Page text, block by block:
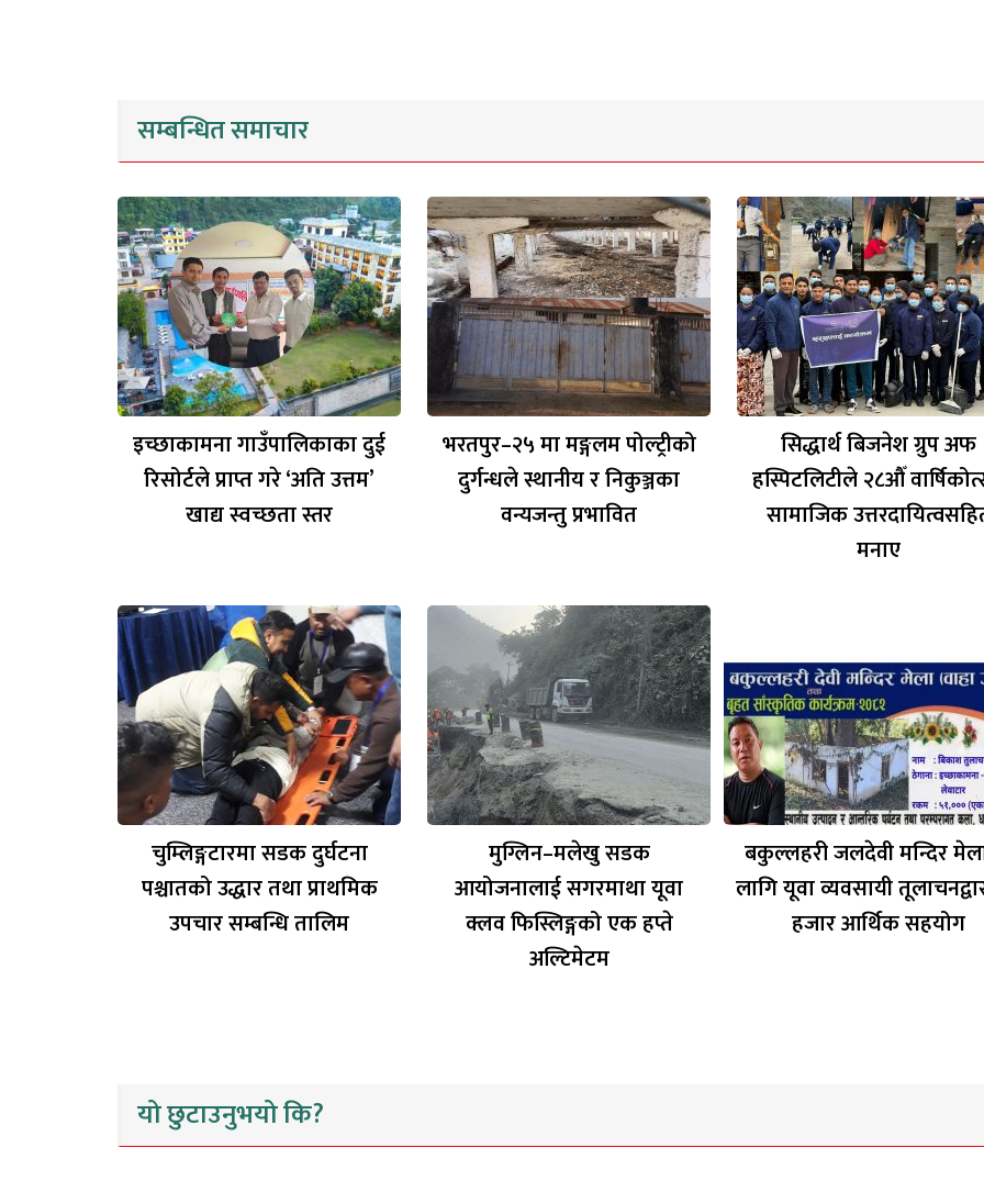
सम्बन्धित समाचार
इच्छाकामना गाउँपालिकाका दुई
रिसोर्टले प्राप्त गरे ‘अति उत्तम’
खाद्य स्वच्छता स्तर
भरतपुर–२५ मा मङ्गलम पोल्ट्रीको
दुर्गन्धले स्थानीय र निकुञ्जका
वन्यजन्तु प्रभावित
सिद्धार्थ बिजनेश ग्रुप अफ
हस्पिटलिटीले २८औँ
सामाजिक
मनाए
चुम्लिङ्गटारमा सडक दुर्घटना
पश्चातको उद्धार तथा प्राथमिक
उपचार सम्बन्धि तालिम
मुग्लिन–मलेखु सडक
आयोजनालाई सगरमाथा यूवा
क्लव फिस्लिङ्गको एक हप्ते
अल्टिमेटम
बकुल्लहरी जलदेवी मन्दिर
लागि यूवा व्यवसायी
हजार आर्थिक सहयोग
यो छुटाउनुभयो कि?